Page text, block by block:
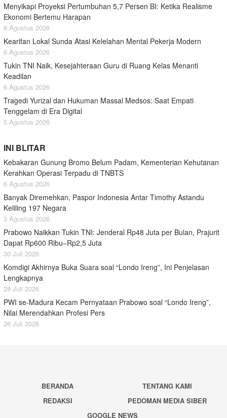
Menyikapi Proyeksi Pertumbuhan 5,7 Persen BI: Ketika Realisme
Ekonomi Bertemu Harapan
6 Agustus 2026
Kearifan Lokal Sunda Atasi Kelelahan Mental Pekerja Modern
6 Agustus 2026
Tukin TNI Naik, Kesejahteraan Guru di Ruang Kelas Menanti
Keadilan
6 Agustus 2026
Tragedi Yurizal dan Hukuman Massal Medsos: Saat Empati
Tenggelam di Era Digital
5 Agustus 2026
INI BLITAR
Kebakaran Gunung Bromo Belum Padam, Kementerian Kehutanan
Kerahkan Operasi Terpadu di TNBTS
6 Agustus 2026
Banyak Diremehkan, Paspor Indonesia Antar Timothy Astandu
Keliling 197 Negara
3 Agustus 2026
Prabowo Naikkan Tukin TNI: Jenderal Rp48 Juta per Bulan, Prajurit
Dapat Rp600 Ribu–Rp2,5 Juta
30 Juli 2026
Komdigi Akhirnya Buka Suara soal “Londo Ireng”, Ini Penjelasan
Lengkapnya
28 Juli 2026
PWI se-Madura Kecam Pernyataan Prabowo soal “Londo Ireng”,
Nilai Merendahkan Profesi Pers
26 Juli 2026
BERANDA
TENTANG KAMI
REDAKSI
PEDOMAN MEDIA SIBER
GOOGLE NEWS